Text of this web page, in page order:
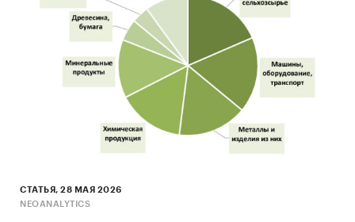
СТАТЬЯ, 28 МАЯ 2026
NEOANALYTICS